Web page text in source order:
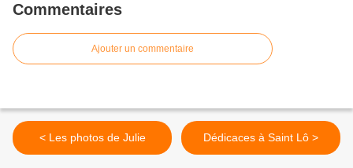
Commentaires
Ajouter un commentaire
< Les photos de Julie Dédicaces à Saint Lô >